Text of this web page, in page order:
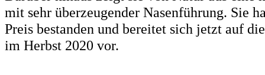
mit sehr überzeugender Nasenführung. Sie
Preis bestanden und bereitet sich jetzt auf
im Herbst 2020 vor.